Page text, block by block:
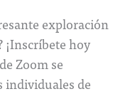
exploración
hoy
Zoom se
individuales de